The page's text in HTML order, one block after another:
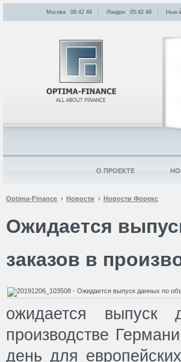
Optima-Finance Новости Новости Форекс
Ожидается
заказов в
ожидается
производстве
день для
Москва 08:42 49 Лондон 05:42 49 Нью-
О ПРОЕКТЕ